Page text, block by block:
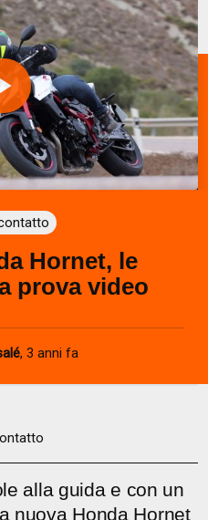
P
l
a
y
V
d
e
o
Hornet, le
prova video
, 3 anni fa
alla guida e con un
nuova Honda Hornet